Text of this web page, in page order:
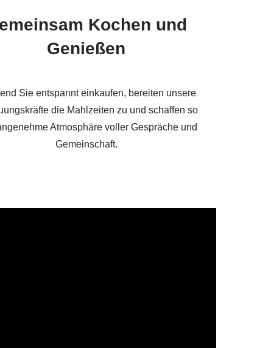
Kochen und
Genießen
Sie entspannt einkaufen, bereiten unsere
die Mahlzeiten zu und schaffen so
Atmosphäre voller Gespräche und
Gemeinschaft.